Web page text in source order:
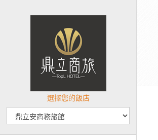
選擇您的飯店